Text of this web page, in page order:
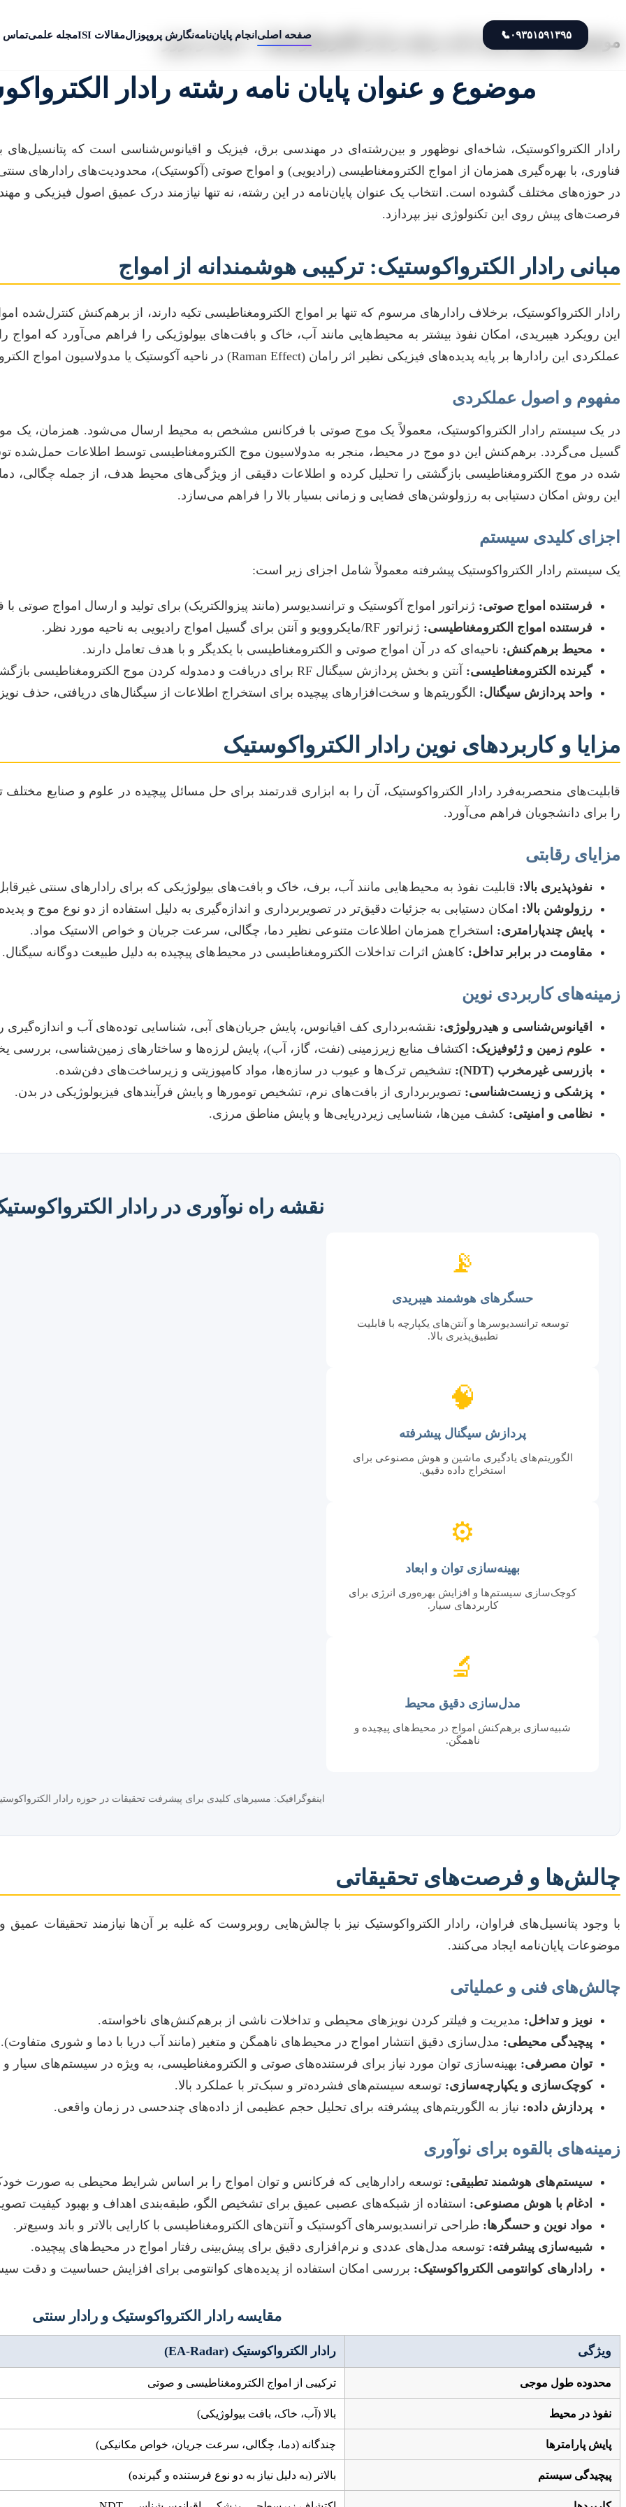
۰۹۳۵۱۵۹۱۳۹۵📞 صفحه اصلی انجام پایان‌نامهنگارش پروپوزالمقالات ISI مجله علمیتماس موضوع و عنوان پایان نامه رشته رادار الکترواکوستیک + جدید و بروز
موضوع و عنوان پایان نامه رشته رادار
رادار الکترواکوستیک، شاخه‌ای نوظهور و بین‌رشته‌ای در مهندسی برق، فیزیک و اقیانوس‌شناسی است که
فناوری، با بهره‌گیری همزمان از امواج الکترومغناطیسی (رادیویی) و امواج صوتی (آکوستیک)، محدودیت‌های رادارهای
در حوزه‌های مختلف گشوده است. انتخاب یک عنوان پایان‌نامه در این رشته، نه تنها نیازمند درک عمیق اصول فیزیکی و
فرصت‌های پیش روی این تکنولوژی نیز بپردازد.
مبانی رادار الکترواکوستیک: ترکیبی هوشمندانه از امواج
رادار الکترواکوستیک، برخلاف رادارهای مرسوم که تنها بر امواج الکترومغناطیسی تکیه دارند، از برهم‌کنش کنترل‌شده
این رویکرد هیبریدی، امکان نفوذ بیشتر به محیط‌هایی مانند آب، خاک و بافت‌های بیولوژیکی را فراهم می‌آورد که
عملکردی این رادارها بر پایه پدیده‌های فیزیکی نظیر اثر رامان (Raman Effect) در ناحیه آکوستیک یا مدولاسیون امواج الکترومغناطیسی توسط ارتعاشات صوتی استوار است.
مفهوم و اصول عملکردی
در یک سیستم رادار الکترواکوستیک، معمولاً یک موج صوتی با فرکانس مشخص به محیط ارسال می‌شود. همزمان، یک موج
گسیل می‌گردد. برهم‌کنش این دو موج در محیط، منجر به مدولاسیون موج الکترومغناطیسی توسط اطلاعات حمل‌شده
شده در موج الکترومغناطیسی بازگشتی را تحلیل کرده و اطلاعات دقیقی از ویژگی‌های محیط هدف، از جمله چگالی،
این روش امکان دستیابی به رزولوشن‌های فضایی و زمانی بسیار بالا را فراهم می‌سازد.
اجزای کلیدی سیستم
یک سیستم رادار الکترواکوستیک پیشرفته معمولاً شامل اجزای زیر است:
فرستنده امواج صوتی: ژنراتور امواج آکوستیک و ترانسدیوسر (مانند پیزوالکتریک) برای تولید و ارسال امواج صوتی
فرستنده امواج الکترومغناطیسی: ژنراتور RF/مایکروویو و آنتن برای گسیل امواج رادیویی به ناحیه مورد نظر.
محیط برهم‌کنش: ناحیه‌ای که در آن امواج صوتی و الکترومغناطیسی با یکدیگر و با هدف تعامل دارند.
گیرنده الکترومغناطیسی: آنتن و بخش پردازش سیگنال RF برای دریافت و دمدوله کردن موج الکترومغناطیسی بازگشتی.
واحد پردازش سیگنال: الگوریتم‌ها و سخت‌افزارهای پیچیده برای استخراج اطلاعات از سیگنال‌های دریافتی، حذف
مزایا و کاربردهای نوین رادار الکترواکوستیک
قابلیت‌های منحصربه‌فرد رادار الکترواکوستیک، آن را به ابزاری قدرتمند برای حل مسائل پیچیده در علوم و صنایع
را برای دانشجویان فراهم می‌آورد.
مزایای رقابتی
نفوذپذیری بالا: قابلیت نفوذ به محیط‌هایی مانند آب، برف، خاک و بافت‌های بیولوژیکی که برای رادارهای سنتی
رزولوشن بالا: امکان دستیابی به جزئیات دقیق‌تر در تصویربرداری و اندازه‌گیری به دلیل استفاده از دو نوع موج و
پایش چندپارامتری: استخراج همزمان اطلاعات متنوعی نظیر دما، چگالی، سرعت جریان و خواص الاستیک مواد.
مقاومت در برابر تداخل: کاهش اثرات تداخلات الکترومغناطیسی در محیط‌های پیچیده به دلیل طبیعت دوگانه سیگنال.
زمینه‌های کاربردی نوین
اقیانوس‌شناسی و هیدرولوژی: نقشه‌برداری کف اقیانوس، پایش جریان‌های آبی، شناسایی توده‌های آب و
علوم زمین و ژئوفیزیک: اکتشاف منابع زیرزمینی (نفت، گاز، آب)، پایش لرزه‌ها و ساختارهای زمین‌شناسی، بررسی
بازرسی غیرمخرب (NDT):
تشخیص ترک‌ها و عیوب در سازه‌ها، مواد کامپوزیتی و زیرساخت‌های دفن‌شده.
پزشکی و زیست‌شناسی: تصویربرداری از بافت‌های نرم، تشخیص تومورها و پایش فرآیندهای فیزیولوژیکی در بدن.
نظامی و امنیتی: کشف مین‌ها، شناسایی زیردریایی‌ها و پایش مناطق مرزی.
نقشه راه نوآوری در رادار
📡
حسگرهای هوشمند هیبریدی
توسعه ترانسدیوسرها و آنتن‌های یکپارچه با قابلیت
تطبیق‌پذیری بالا.
🧠
پردازش سیگنال پیشرفته
الگوریتم‌های یادگیری ماشین و هوش مصنوعی برای
استخراج داده دقیق.
⚙️
بهینه‌سازی توان و ابعاد
کوچک‌سازی سیستم‌ها و افزایش بهره‌وری انرژی برای
کاربردهای سیار.
🔬
مدل‌سازی دقیق محیط
شبیه‌سازی برهم‌کنش امواج در محیط‌های پیچیده و
ناهمگن.
اینفوگرافیک: مسیرهای کلیدی برای پیشرفت تحقیقات در حوزه رادار
چالش‌ها و فرصت‌های تحقیقاتی
با وجود پتانسیل‌های فراوان، رادار الکترواکوستیک نیز با چالش‌هایی روبروست که غلبه بر آن‌ها نیازمند تحقیقات
موضوعات پایان‌نامه ایجاد می‌کنند.
چالش‌های فنی و عملیاتی
نویز و تداخل: مدیریت و فیلتر کردن نویزهای محیطی و تداخلات ناشی از برهم‌کنش‌های ناخواسته.
پیچیدگی محیطی: مدل‌سازی دقیق انتشار امواج در محیط‌های ناهمگن و متغیر (مانند آب دریا با دما و شوری متفاوت).
توان مصرفی: بهینه‌سازی توان مورد نیاز برای فرستنده‌های صوتی و الکترومغناطیسی، به ویژه در سیستم‌های سیار
کوچک‌سازی و یکپارچه‌سازی: توسعه سیستم‌های فشرده‌تر و سبک‌تر با عملکرد بالا.
پردازش داده: نیاز به الگوریتم‌های پیشرفته برای تحلیل حجم عظیمی از داده‌های چندحسی در زمان واقعی.
زمینه‌های بالقوه برای نوآوری
سیستم‌های هوشمند تطبیقی: توسعه رادارهایی که فرکانس و توان امواج را بر اساس شرایط محیطی به صورت
ادغام با هوش مصنوعی: استفاده از شبکه‌های عصبی عمیق برای تشخیص الگو، طبقه‌بندی اهداف و بهبود کیفیت
مواد نوین و حسگرها: طراحی ترانسدیوسرهای آکوستیک و آنتن‌های الکترومغناطیسی با کارایی بالاتر و باند وسیع‌تر.
شبیه‌سازی پیشرفته: توسعه مدل‌های عددی و نرم‌افزاری دقیق برای پیش‌بینی رفتار امواج در محیط‌های پیچیده.
رادارهای کوانتومی الکترواکوستیک: بررسی امکان استفاده از پدیده‌های کوانتومی برای افزایش حساسیت و دقت
مقایسه رادار الکترواکوستیک و رادار سنتی
ویژگی رادار الکترواکوستیک (EA-Radar)
محدوده طول موجی ترکیبی از امواج الکترومغناطیسی و صوتی
نفوذ در محیط بالا (آب، خاک، بافت بیولوژیکی)
پایش پارامترها چندگانه (دما، چگالی، سرعت جریان، خواص مکانیکی)
پیچیدگی سیستم بالاتر (به دلیل نیاز به دو نوع فرستنده و گیرنده)